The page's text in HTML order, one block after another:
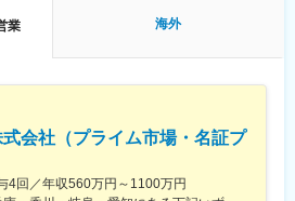
ンツ／テスラ／トヨタ自動車／アイシン精
自動車／ジャトコ／スズキ等
でしか行うことができなかったギアを鍛造
世界唯一の技術力をもっております。
業 海外
式会社（プライム市場・名証プ
4回／年収560万円～1100万円